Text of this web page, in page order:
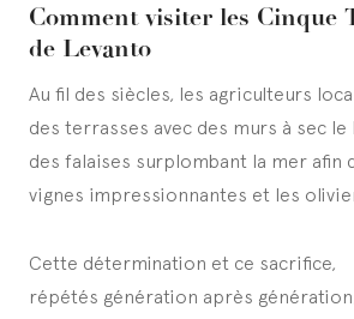
Comment visiter les Cinque
de Levanto
Au fil des siècles, les agriculteurs
des terrasses avec des murs à sec
des falaises surplombant la mer afin
vignes impressionnantes et les
Cette détermination et ce sacrifice,
répétés génération après